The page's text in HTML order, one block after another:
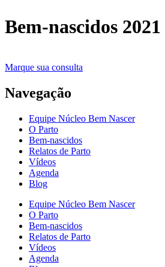
Bem-nascidos 2021
Marque sua consulta
Navegação
Equipe Núcleo Bem Nascer
O Parto
Bem-nascidos
Relatos de Parto
Vídeos
Agenda
Blog
Equipe Núcleo Bem Nascer
O Parto
Bem-nascidos
Relatos de Parto
Vídeos
Agenda